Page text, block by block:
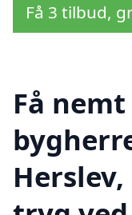
Få 3 tilbud,
Få